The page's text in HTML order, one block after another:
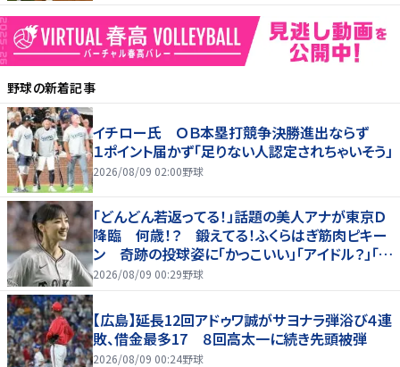
野球の新着記事
イチロー氏 ＯＢ本塁打競争決勝進出ならず
１ポイント届かず「足りない人認定されちゃいそう」
2026/08/09 02:00野球
「どんどん若返ってる！」話題の美人アナが東京Ｄ
降臨 何歳！？ 鍛えてる！ふくらはぎ筋肉ピキー
ン 奇跡の投球姿に「かっこいい」「アイドル？」「女
神」
2026/08/09 00:29野球
【広島】延長12回アドゥワ誠がサヨナラ弾浴び４連
敗、借金最多17 ８回高太一に続き先頭被弾
2026/08/09 00:24野球